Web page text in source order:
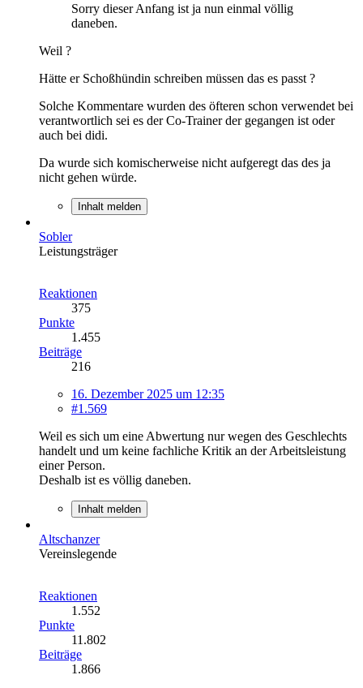
Sorry dieser Anfang ist ja nun einmal völlig
daneben.
Weil ?
Hätte er Schoßhündin schreiben müssen das es passt ?
Solche Kommentare wurden des öfteren schon verwendet bei
verantwortlich sei es der Co-Trainer der gegangen ist oder
auch bei didi.
Da wurde sich komischerweise nicht aufgeregt das des ja
nicht gehen würde.
Inhalt melden
Sobler
Leistungsträger
Reaktionen
375
Punkte
1.455
Beiträge
216
16. Dezember 2025 um 12:35
#1.569
Weil es sich um eine Abwertung nur wegen des Geschlechts
handelt und um keine fachliche Kritik an der Arbeitsleistung
einer Person.
Deshalb ist es völlig daneben.
Inhalt melden
Altschanzer
Vereinslegende
Reaktionen
1.552
Punkte
11.802
Beiträge
1.866